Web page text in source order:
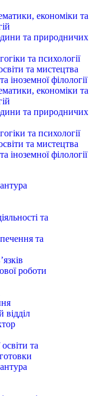
економіки та
та природничих
та психології
та мистецтва
іноземної філології
економіки та
та природничих
та психології
та мистецтва
іноземної філології
та
та
роботи
відділ
та